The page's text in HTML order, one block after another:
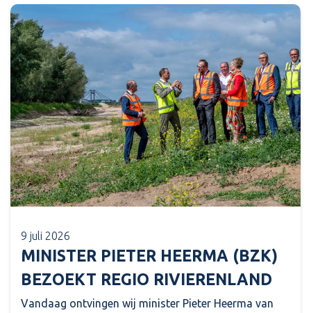
9 juli 2026
MINISTER PIETER HEERMA (BZK)
BEZOEKT REGIO RIVIERENLAND
Vandaag ontvingen wij minister Pieter Heerma van